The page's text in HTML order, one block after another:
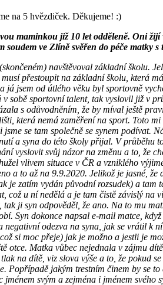
na 5 hvězdiček. Děkujeme! :)
maminkou již 10 let odděleně. Oni
ve Zlíně svěřen do péče matky
navštěvoval základní školu.
přestoupit na základní školu, která
já jsem od útlého věku byl sportovně
sobě sportovní talent, tak vyslovil již v
s odůvodněním, že by míval ještě
která nemá zaměření na sport. Toto
se tam společně se synem podívat.
a syna do této školy přijal. V průběhu
vyslovit svůj názor na změnu a to, že
vlivem situace v ČR a vzniklého
a to až na 9.9.2020. Jelikož je jasné,
zatím vydán původní rozsudek) a
u ní nedělá a je tam čistě závislý na
ji syn odpověděl, že ano. Na to mu
Syn dokonce napsal e-mail matce,
odezva na syna, jak se vrátil k
si moc přeje) jak je možno a jestli je
Matka vůbec nejednala v zájmu
na dítě, viz slova výše a to, že pokud
jakým trestním činem by se
svým a zejména i jménem svého